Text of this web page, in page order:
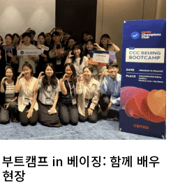
트캠프 in 베이징: 함께 배우
장